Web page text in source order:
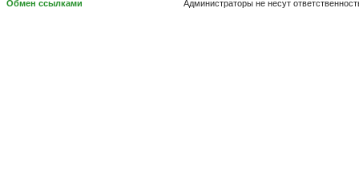
Администраторы не несут
Обмен ссылками